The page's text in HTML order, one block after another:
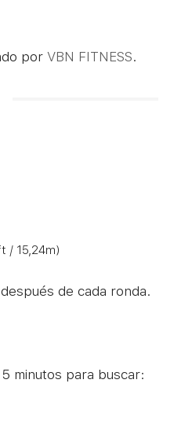
porVBN FITNESS.
/ 15,24m)
de cada ronda.
minutos para buscar: